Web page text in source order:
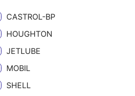
CASTROL-BP
HOUGHTON
JETLUBE
MOBIL
SHELL